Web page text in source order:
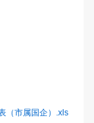
（市属国企）.xls